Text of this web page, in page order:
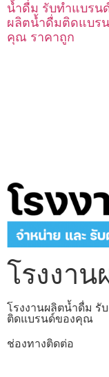
น้ำดื่ม รับทำแบรน
ผลิตน้ำดื่มติดแบร
คุณ ราคาถูก
โรงงาน
โรงงานผลิตน้ำดื่ม รั
ติดแบรนด์ของคุณ
ช่องทางติดต่อ